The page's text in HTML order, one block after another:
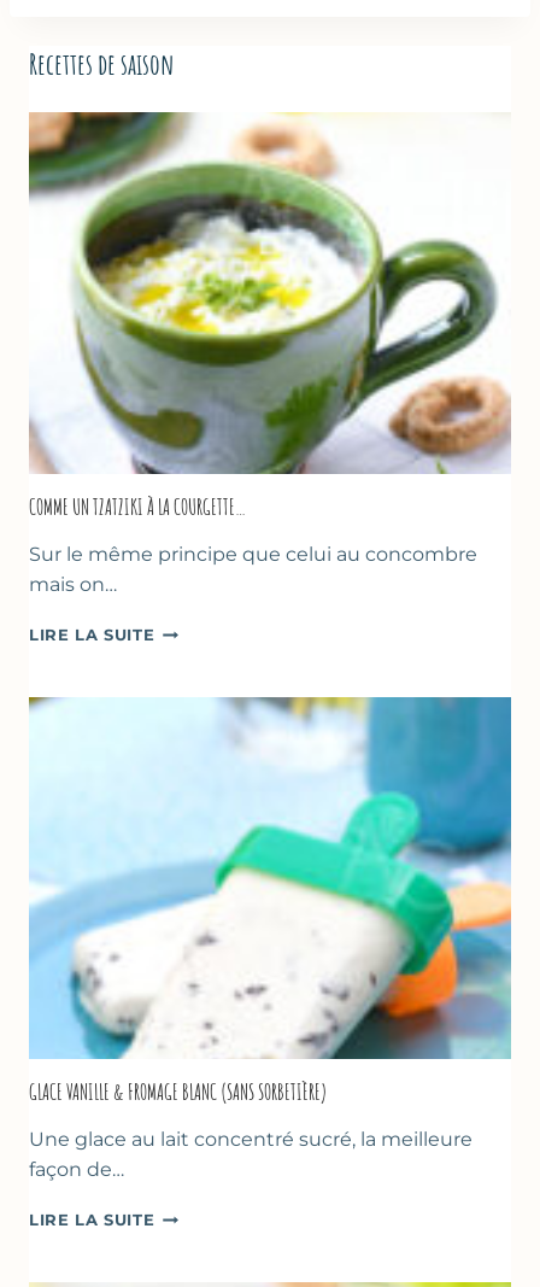
Recettes de saison
COMME UN TZATZIKI À LA COURGETTE…
Sur le même principe que celui au concombre
mais on…
LIRE LA SUITE COMME
À
COURGETTE…
GLACE VANILLE & FROMAGE BLANC (SANS SORBETIÈRE)
Une glace au lait concentré sucré, la meilleure
façon de…
LIRE LA SUITE GLACE